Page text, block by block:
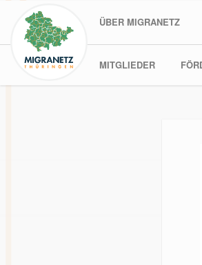
ÜBER MIGRANETZ
MITGLIEDER